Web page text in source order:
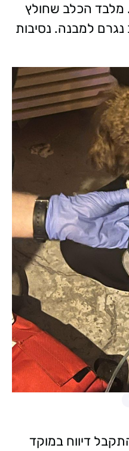
מלבד הכלב שחולץ
נגרם למבנה. נסיבות
דיווח במוקד